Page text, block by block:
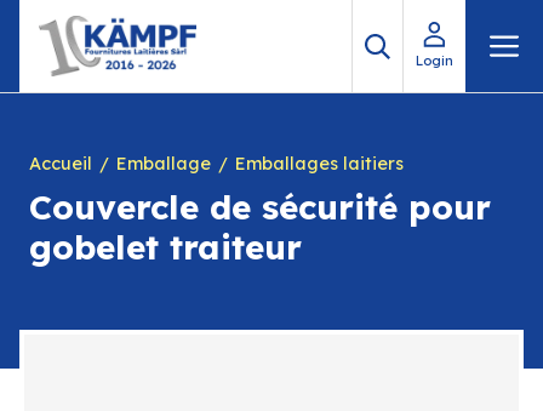
contenu
Login
Accueil Emballage Emballages laitiers
Couvercle de sécurité pour
gobelet traiteur